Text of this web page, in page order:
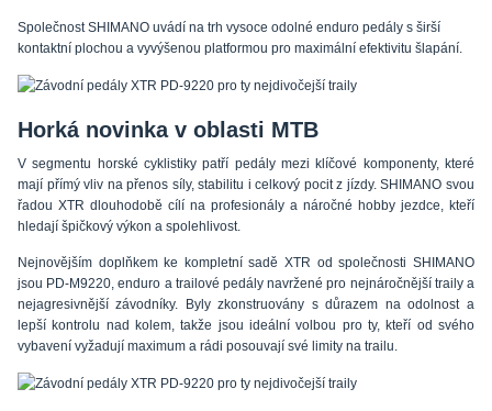
Společnost SHIMANO uvádí na trh vysoce odolné enduro pedály s širší
kontaktní plochou a vyvýšenou platformou pro maximální efektivitu šlapání.
Horká novinka v oblasti MTB
V segmentu horské cyklistiky patří pedály mezi klíčové komponenty, které
mají přímý vliv na přenos síly, stabilitu i celkový pocit z jízdy. SHIMANO svou
řadou XTR dlouhodobě cílí na profesionály a náročné hobby jezdce, kteří
hledají špičkový výkon a spolehlivost.
Nejnovějším doplňkem ke kompletní sadě XTR od společnosti SHIMANO
jsou PD-M9220, enduro a trailové pedály navržené pro nejnáročnější traily a
nejagresivnější závodníky. Byly zkonstruovány s důrazem na odolnost a
lepší kontrolu nad kolem, takže jsou ideální volbou pro ty, kteří od svého
vybavení vyžadují maximum a rádi posouvají své limity na trailu.